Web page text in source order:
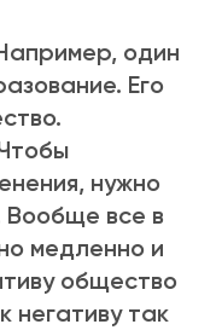
один
Его
нужно
Вообще все в
медленно и
общество
негативу так